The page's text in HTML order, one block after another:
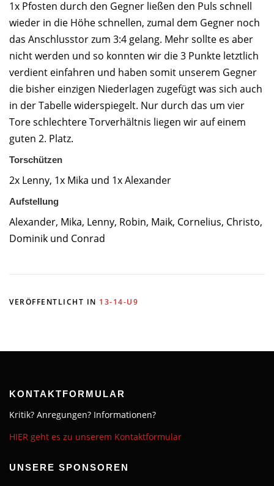
1x Pfosten durch den Gegner ließen den Puls schnell
wieder in die Höhe schnellen, zumal dem Gegner noch
das Anschlusstor zum 3:4 gelang. Mehr sollte es aber
nicht werden und so konnten wir die 3 Punkte letztlich
verdient einfahren und haben somit unserem Gegner
die bisher einzigen Niederlagen zugefügt was sich auch
in der Tabelle widerspiegelt. Nur durch das um vier
Tore schlechtere Torverhältnis liegen wir auf einem
guten 2. Platz.
Torschützen
2x Lenny, 1x Mika und 1x Alexander
Aufstellung
Alexander, Mika, Lenny, Robin, Maik, Cornelius, Christo,
Dominik und Conrad
VERÖFFENTLICHT IN 13-14-U9
KONTAKTFORMULAR
Kritik? Anregungen? Informationen?
HIER geht es zu unserem Kontaktformular
UNSERE SPONSOREN